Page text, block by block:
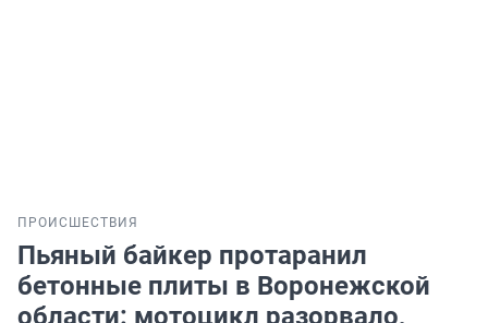
ПРОИСШЕСТВИЯ
Пьяный байкер протаранил
бетонные плиты в Воронежской
области: мотоцикл разорвало,